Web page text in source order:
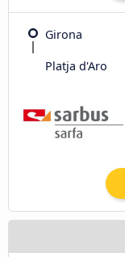
Girona
Platja d'Aro